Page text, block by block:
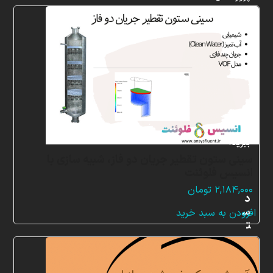
۲,۱۸۴,۰۰۰ تومان
افزودن به سبد خرید
و
پشتیبانی
آنلاین
بهره
ببرید.
د
س
ت
ر
س
ی